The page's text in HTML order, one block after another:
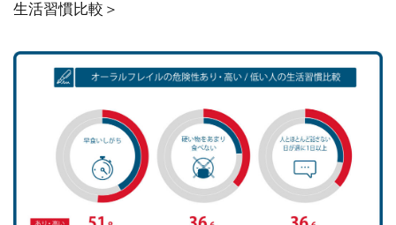
生活習慣比較＞